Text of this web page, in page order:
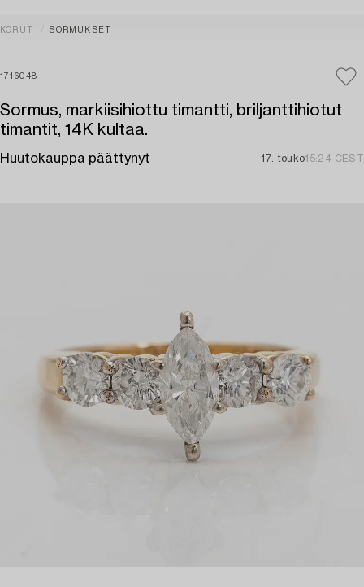
KORUT SORMUKSET
1716048
Sormus, markiisihiottu timantti, briljanttihiotut
timantit, 14K kultaa.
Huutokauppa päättynyt 17. touko15:24 CEST